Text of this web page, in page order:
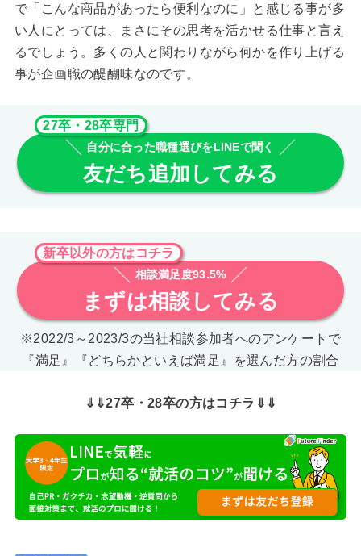
で「こんな商品があったら便利なのに」と感じる事が多
い人にとっては、まさにその思考を活かせる仕事と言え
るでしょう。多くの人と関わりながら何かを作り上げる
事が企画職の醍醐味なのです。
27卒・28卒専門
自分に合った職種選びをLINEで聞く
友だち追加してみる
新卒以外の方はコチラ
相談満足度93.5%
まずは相談してみる
※2022/3～2023/3の当社相談参加者へのアンケートで
『満足』『どちらかといえば満足』を選んだ方の割合
⇓⇓27卒・28卒の方はコチラ⇓⇓